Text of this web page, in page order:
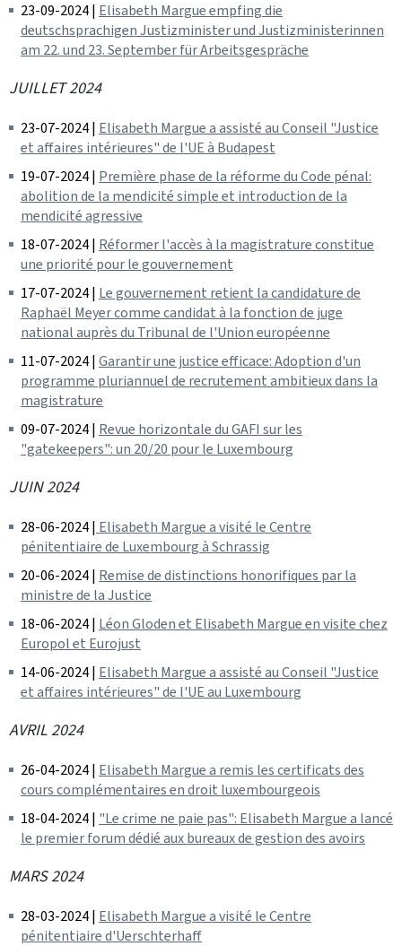
23-09-2024 | Elisabeth Margue empfing die
deutschsprachigen Justizminister und Justizministerinnen
am 22. und 23. September für Arbeitsgespräche
JUILLET 2024
23-07-2024 | Elisabeth Margue a assisté au Conseil "Justice
et affaires intérieures" de l'UE à Budapest
19-07-2024 | Première phase de la réforme du Code pénal:
abolition de la mendicité simple et introduction de la
mendicité agressive
18-07-2024 | Réformer l'accès à la magistrature constitue
une priorité pour le gouvernement
17-07-2024 | Le gouvernement retient la candidature de
Raphaël Meyer comme candidat à la fonction de juge
national auprès du Tribunal de l'Union européenne
11-07-2024 |Garantir une justice efficace: Adoption d'un
programme pluriannuel de recrutement ambitieux dans la
magistrature
09-07-2024 | Revue horizontale du GAFI sur les
"gatekeepers": un 20/20 pour le Luxembourg
JUIN 2024
28-06-2024 | Elisabeth Margue a visité le Centre
pénitentiaire de Luxembourg à Schrassig
20-06-2024 | Remise de distinctions honorifiques par la
ministre de la Justice
18-06-2024 | Léon Gloden et Elisabeth Margue en visite chez
Europol et Eurojust
14-06-2024 | Elisabeth Margue a assisté au Conseil "Justice
et affaires intérieures" de l'UE au Luxembourg
AVRIL 2024
26-04-2024 | Elisabeth Margue a remis les certificats des
cours complémentaires en droit luxembourgeois
18-04-2024 | "Le crime ne paie pas": Elisabeth Margue a lancé
le premier forum dédié aux bureaux de gestion des avoirs
MARS 2024
28-03-2024 | Elisabeth Margue a visité le Centre
pénitentiaire d'Uerschterhaff